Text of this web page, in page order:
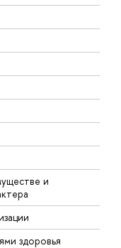
и
здоровья